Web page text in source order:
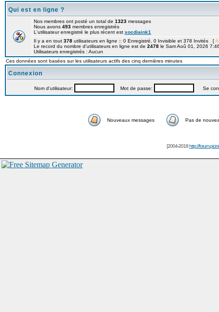
Qui est en ligne ?
Nos membres ont posté un total de 1323 messages
Nous avons 493 membres enregistrés
L'utilisateur enregistré le plus récent est xocdiaink1
Il y a en tout 378 utilisateurs en ligne :: 0 Enregistré, 0 Invisible et 378 Invités [
Le record du nombre d'utilisateurs en ligne est de 2478 le Sam Aoû 01, 2026
Utilisateurs enregistrés : Aucun
Ces données sont basées sur les utilisateurs actifs des cinq dernières minutes
Connexion
Nom d'utilisateur: Mot de passe: Se
Nouveaux messages Pas de
[2004-2018http://